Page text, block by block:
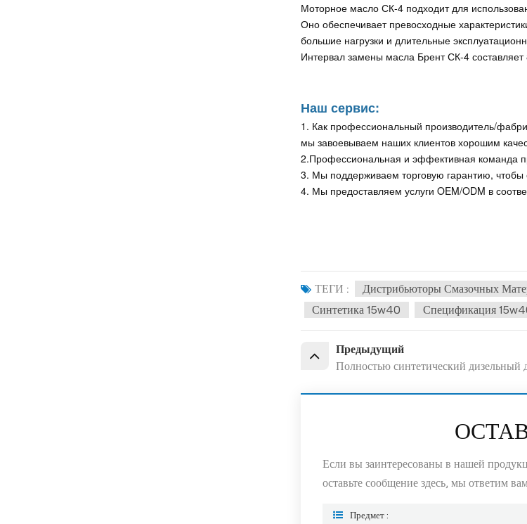
Моторное масло СК-4 подходит для
Оно обеспечивает превосходные
большие нагрузки и длительные
Интервал замены масла Брент СК-4
Наш сервис:
1. Как профессиональный производитель/
мы завоевываем наших клиентов хорошим
2.Профессиональная и эффективная команда
3. Мы поддерживаем торговую гарантию, чтобы
4. Мы предоставляем услуги OEM/ODM в
ТЕГИ : Дистрибьюторы Смазочных
Синтетика 15w40
Спецификация
Предыдущий
Полностью синтетический дизельный
Если вы заинтересованы в нашей
оставьте сообщение здесь, мы ответим
Предмет :